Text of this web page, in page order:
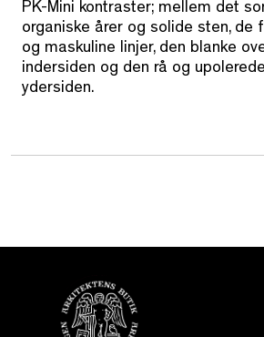
PK-Mini kontraster; mellem det
organiske årer og solide sten, de
og maskuline linjer, den blanke
indersiden og den rå og
ydersiden.